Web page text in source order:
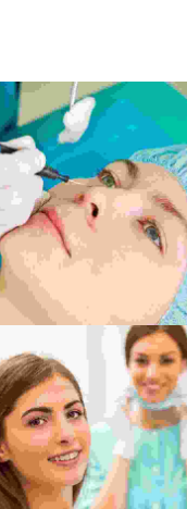
Animation